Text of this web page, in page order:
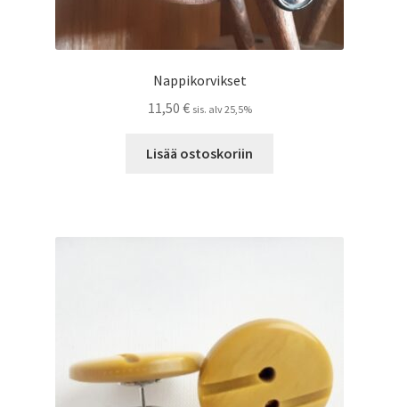
Nappikorvikset
11,50 € sis. alv 25,5%
Lisää ostoskoriin